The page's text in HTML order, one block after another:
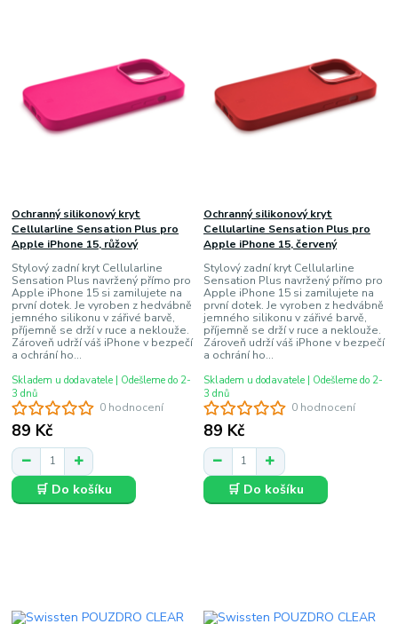
0 hodnocení
Ochranný silikonový kryt
Cellularline Sensation Plus pro
Apple iPhone 15, růžový
Stylový zadní kryt Cellularline
Sensation Plus navržený přímo pro
Apple iPhone 15 si zamilujete na
první dotek. Je vyroben z hedvábně
jemného silikonu v zářivé barvě,
příjemně se drží v ruce a neklouže.
Zároveň udrží váš iPhone v bezpečí
a ochrání ho...
89 Kč
Skladem u dodavatele | Odešleme do 2-
3 dnů
🛒 Do košíku
0 hodnocení
Ochranný silikonový kryt
Cellularline Sensation Plus pro
Apple iPhone 15, červený
Stylový zadní kryt Cellularline
Sensation Plus navržený přímo pro
Apple iPhone 15 si zamilujete na
první dotek. Je vyroben z hedvábně
jemného silikonu v zářivé barvě,
příjemně se drží v ruce a neklouže.
Zároveň udrží váš iPhone v bezpečí
a ochrání ho...
89 Kč
Skladem u dodavatele | Odešleme do 2-
3 dnů
🛒 Do košíku